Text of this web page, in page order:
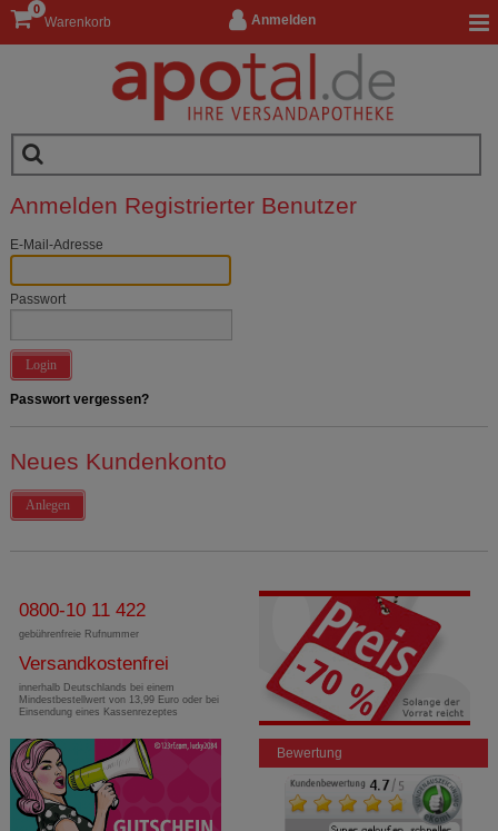
Anmelden
Warenkorb
0
Anmelden Registrierter Benutzer
E-Mail-Adresse
Passwort
Login
Passwort vergessen?
Neues Kundenkonto
Anlegen
0800-10 11 422
gebührenfreie Rufnummer
Versandkostenfrei
innerhalb Deutschlands bei einem
Mindestbestellwert von 13,99 Euro oder bei
Einsendung eines Kassenrezeptes
Bewertung